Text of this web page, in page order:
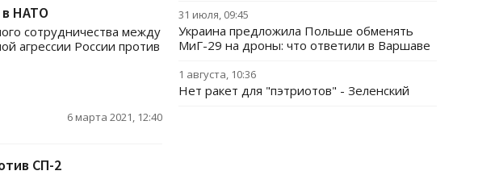
в НАТО
сотрудничества между
агрессии России против
6 марта 2021, 12:40
СП-2
31 июля, 09:45
Украина предложила Польше обменять
МиГ-29 на дроны: что ответили в Варшаве
1 августа, 10:36
Нет ракет для "пэтриотов" - Зеленский